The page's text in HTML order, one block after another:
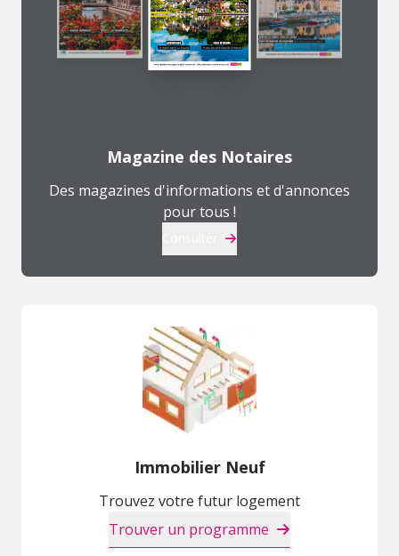
Magazine des Notaires
Des magazines d'informations et d'annonces
pour tous !
Immobilier Neuf
Trouvez votre futur logement
Trouver un programme